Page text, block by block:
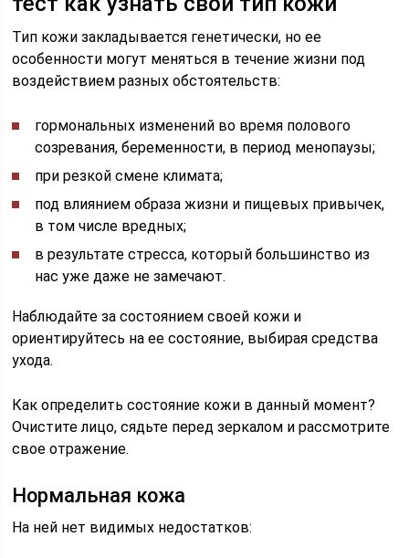
Тип кожи закладывается генетически, но ее
особенности могут меняться в течение жизни под
воздействием разных обстоятельств:
гормональных изменений во время полового
созревания, беременности, в период менопаузы;
при резкой смене климата;
под влиянием образа жизни и пищевых привычек,
в том числе вредных;
в результате стресса, который большинство из
нас уже даже не замечают.
Наблюдайте за состоянием своей кожи и
ориентируйтесь на ее состояние, выбирая средства
ухода.
Как определить состояние кожи в данный момент?
Очистите лицо, сядьте перед зеркалом и рассмотрите
свое отражение.
Нормальная кожа
На ней нет видимых недостатков: